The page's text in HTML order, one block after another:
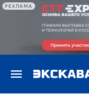
РЕКЛАМА